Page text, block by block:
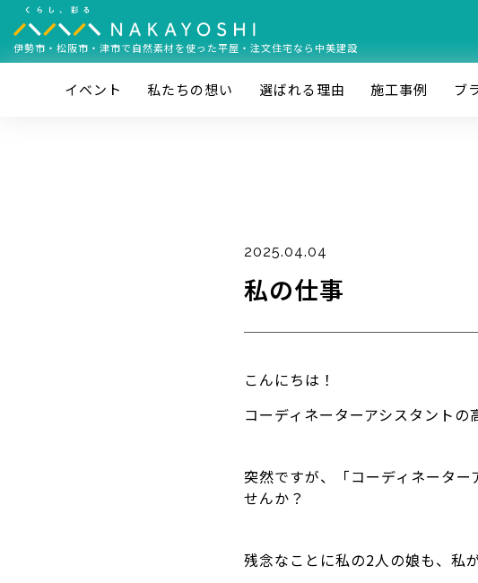
伊勢市・松阪市・津市で自然素材を使った平屋・注文住宅なら中美建設
イベント 私たちの想い 選ばれる理由 施⼯事例 ブ
2025.04.04
私の仕事
こんにちは！
コーディネーターアシスタントの
突然ですが、「コーディネータ
せんか？
残念なことに私の2人の娘も、私